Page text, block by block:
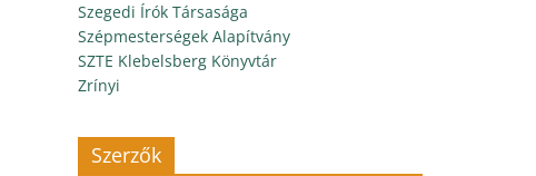
Szegedi Írók Társasága
Szépmesterségek Alapítvány
SZTE Klebelsberg Könyvtár
Zrínyi
Szerzők